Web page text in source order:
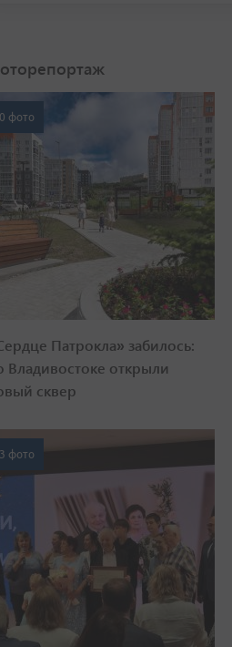
фото
Патрокла» забилось:
Владивостоке открыли
сквер
фото